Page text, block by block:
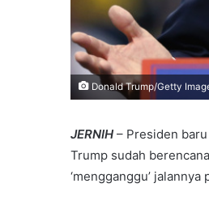
Donald Trump/Getty
JERNIH – Presiden
Trump sudah
‘mengganggu’